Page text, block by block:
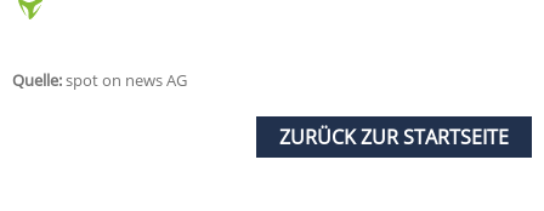
Quelle:spot on news AG
ZURÜCK ZUR STARTSEITE